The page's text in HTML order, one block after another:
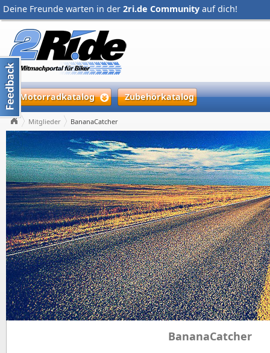
Deine Freunde warten in der 2ri.de Community auf dich!
Motorradkatalog Zubehörkatalog
Mitglieder BananaCatcher
BananaCatcher